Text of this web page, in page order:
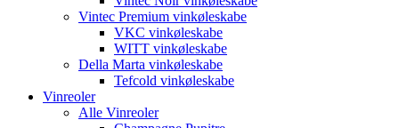
Vintec Premium vinkøleskabe
VKC vinkøleskabe
WITT vinkøleskabe
Della Marta vinkøleskabe
Tefcold vinkøleskabe
Vinreoler
Alle Vinreoler